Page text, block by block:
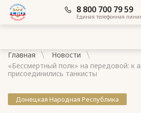
8 800 700 79 59
Единая телефонная
Главная
Новости
«Бессмертный полк» на передовой: к
присоединились танкисты
Донецкая Народная Республика